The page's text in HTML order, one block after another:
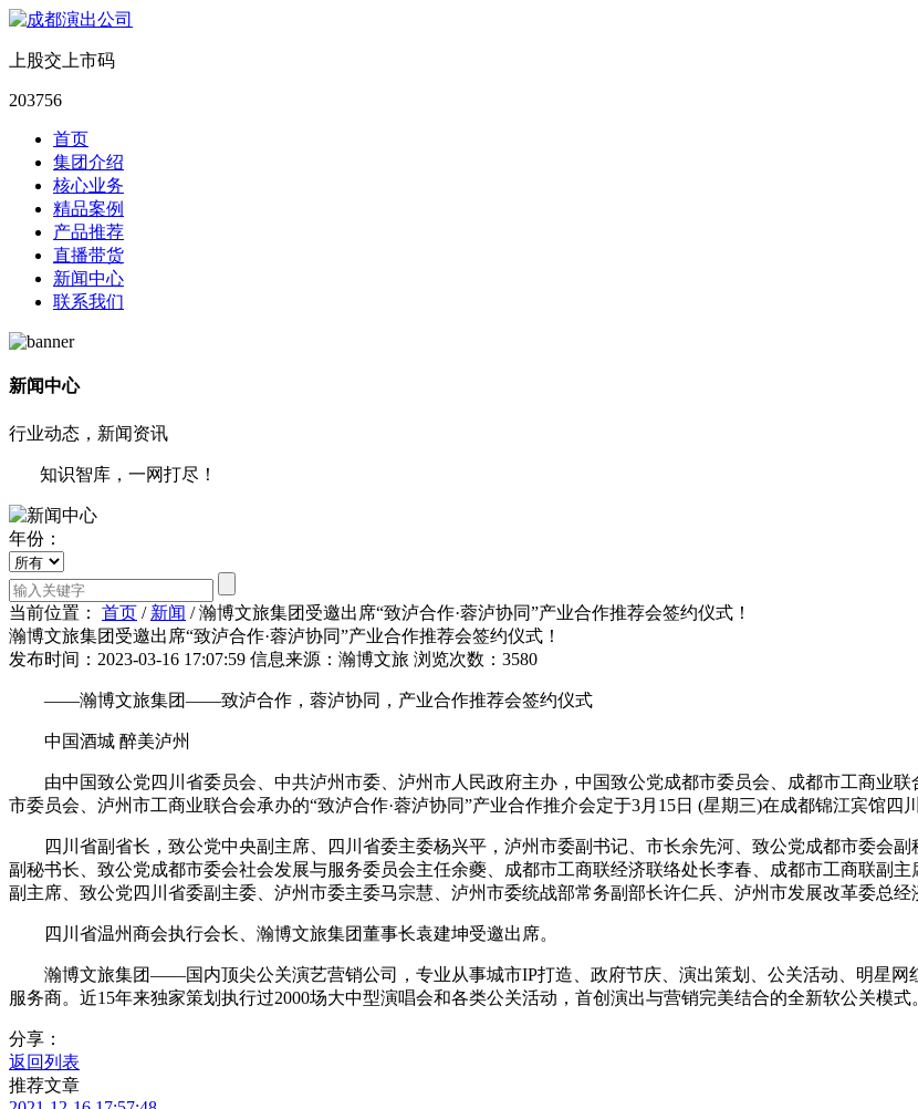
上股交上市码
203756
首页
集团介绍
核心业务
精品案例
产品推荐
直播带货
新闻中心
联系我们
新闻中心
行业动态，新闻资讯
知识智库，一网打尽！
年份：
当前位置： 首页 / 新闻 /瀚博文旅集团受邀出席“致泸合作·蓉泸协同”产业合作推荐会签约仪式！
瀚博文旅集团受邀出席“致泸合作·蓉泸协同”产业合作推荐会签约仪式！
发布时间：2023-03-16 17:07:59 信息来源：瀚博文旅 浏览次数：3580
——瀚博文旅集团——致泸合作，蓉泸协同，产业合作推荐会签约仪式
中国酒城 醉美泸州
由中国致公党四川省委员会、中共泸州市委、泸州市人民政府主办，中国致公党成都市委员会、成都市工商业联
市委员会、泸州市工商业联合会承办的“致泸合作·蓉泸协同”产业合作推介会定于3月15日 (星期三)在成都锦江宾馆四川
四川省副省长，致公党中央副主席、四川省委主委杨兴平，泸州市委副书记、市长余先河、致公党成都市委会副
副秘书长、致公党成都市委会社会发展与服务委员会主任余夔、成都市工商联经济联络处长李春、成都市工商联副
副主席、致公党四川省委副主委、泸州市委主委马宗慧、泸州市委统战部常务副部长许仁兵、泸州市发展改革委总
四川省温州商会执行会长、瀚博文旅集团董事长袁建坤受邀出席。
瀚博文旅集团——国内顶尖公关演艺营销公司，专业从事城市IP打造、政府节庆、演出策划、公关活动、明星网
服务商。近15年来独家策划执行过2000场大中型演唱会和各类公关活动，首创演出与营销完美结合的全新软公关模式
分享：
返回列表
推荐文章